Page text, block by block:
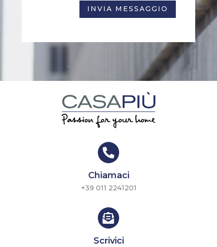
INVIA MESSAGGIO

Chiamaci
+39 011 2241201

Scrivici